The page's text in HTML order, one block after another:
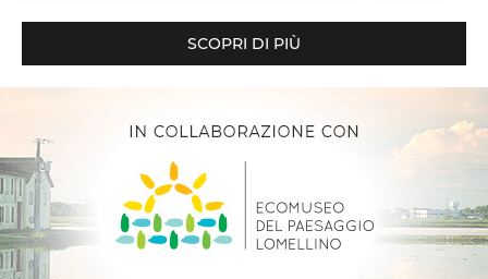
SCOPRI DI PIÙ